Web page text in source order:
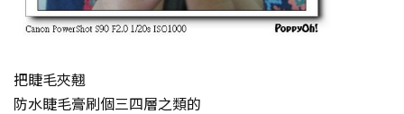
把睫毛夾翹
防水睫毛膏刷個三四層之類的